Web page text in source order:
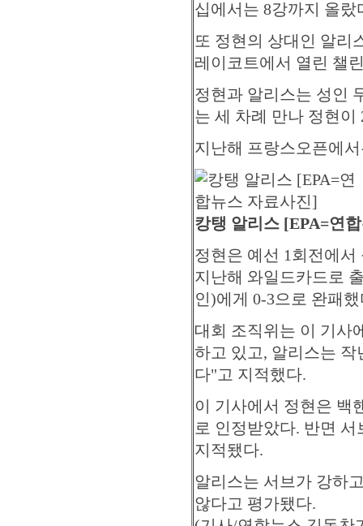
십에서는 8강까지 올랐
또 정현의 상대인 알리
레이코트에서 열린 챌
정현과 알리스는 성인
는 세 차례 만나 정현이
지난해 프랑스오픈에
캉탱 알리스 [EPA=연
정현은 예선 1회전에서
지난해 와일드카드로
인)에게 0-3으로 완패했
대회 조직위는 이 기사
하고 있고, 알리스는
다"고 지적했다.
이 기사에서 정현은 백
로 인정받았다. 반면
지적됐다.
알리스는 서브가 강하
않다고 평가됐다.